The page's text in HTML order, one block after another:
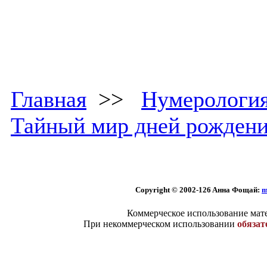
Главная >>
Тайный мир дней
Copyright © 2002-126 Aннa Фoщaй:
Коммерческое использование
При некоммерческом использовании